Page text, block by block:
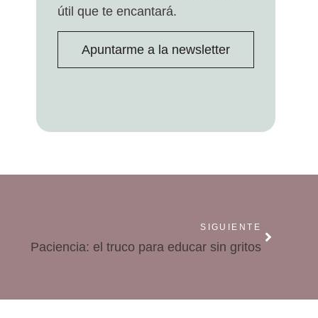
útil que te encantará.
Apuntarme a la newsletter
SIGUIENTE
Paciencia: el truco para educar sin gritos